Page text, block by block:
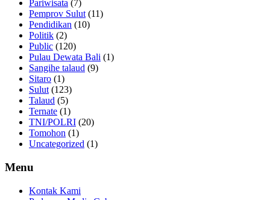
Pariwisata (7)
Pemprov Sulut (11)
Pendidikan (10)
Politik (2)
Public (120)
Pulau Dewata Bali (1)
Sangihe talaud (9)
Sitaro (1)
Sulut (123)
Talaud (5)
Ternate (1)
TNI/POLRI (20)
Tomohon (1)
Uncategorized (1)
Menu
Kontak Kami